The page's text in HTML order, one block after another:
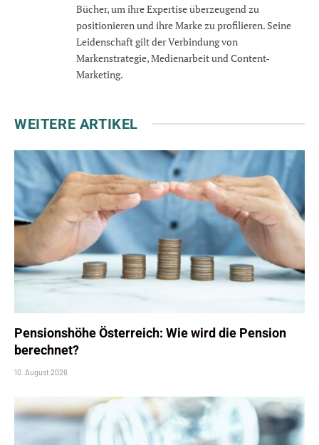
Bücher, um ihre Expertise überzeugend zu
positionieren und ihre Marke zu profilieren. Seine
Leidenschaft gilt der Verbindung von
Markenstrategie, Medienarbeit und Content-
Marketing.
WEITERE ARTIKEL
Pensionshöhe Österreich: Wie wird die Pension
berechnet?
10. August 2026